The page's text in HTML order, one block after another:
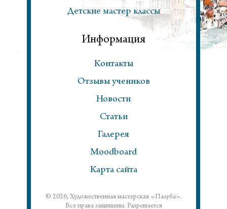
Детские мастер классы
Информация
Контакты
Отзывы учеников
Новости
Статьи
Галерея
Moodboard
Карта сайта
© 2026, Художественная мастерская «Палуба».
Все права защищены. Разрешается